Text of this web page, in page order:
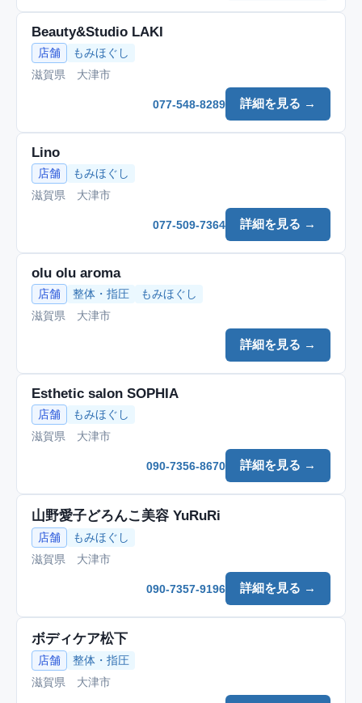
Beauty&Studio LAKI
店舗
もみほぐし
滋賀県 大津市
詳細を見る →
077-548-8289
Lino
店舗
もみほぐし
滋賀県 大津市
詳細を見る →
077-509-7364
olu olu aroma
店舗 整体・指圧
もみほぐし
滋賀県 大津市
詳細を見る →
Esthetic salon SOPHIA
店舗
もみほぐし
滋賀県 大津市
詳細を見る →
090-7356-8670
山野愛子どろんこ美容 YuRuRi
店舗
もみほぐし
滋賀県 大津市
詳細を見る →
090-7357-9196
ボディケア松下
店舗
整体・指圧
滋賀県 大津市